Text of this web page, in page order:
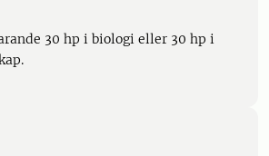
30 hp i biologi eller 30 hp i